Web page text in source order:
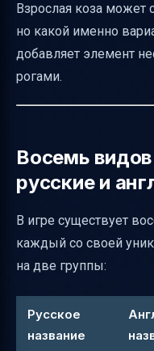
Взрослая коза может
но какой именно
добавляет элемент
рогами.
Восемь видов
русские и
В игре существует
каждый со своей
на две группы:
Русское
название